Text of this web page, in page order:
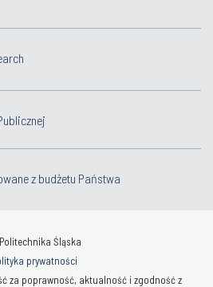
z budżetu Państwa
Śląska
prywatności
za poprawność, aktualność i zgodność z